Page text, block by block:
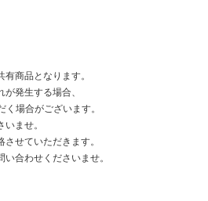
商品となります。
発生する場合、
場合がございます。
ませ。
させていただきます。
合わせくださいませ。